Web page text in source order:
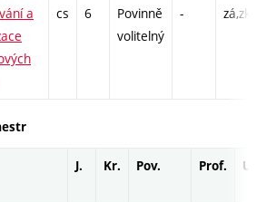
a
cs 6
Povinně
volitelný
- zá,zk
J. Kr. Pov. Prof. Uk.